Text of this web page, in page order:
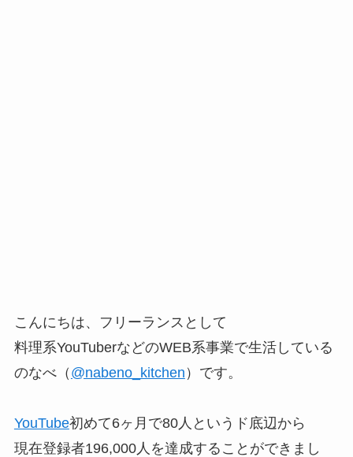
こんにちは、フリーランスとして
料理系YouTuberなどのWEB系事業で生活している
のなべ（ @nabeno_kitchen ）です。
YouTube初めて6ヶ月で80人というド底辺から
現在登録者196,000人を達成することができまし